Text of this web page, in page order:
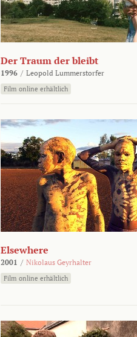
Der Traum der bleibt
1996 / Leopold Lummerstorfer
Film online erhältlich
Elsewhere
2001 / Nikolaus Geyrhalter
Film online erhältlich